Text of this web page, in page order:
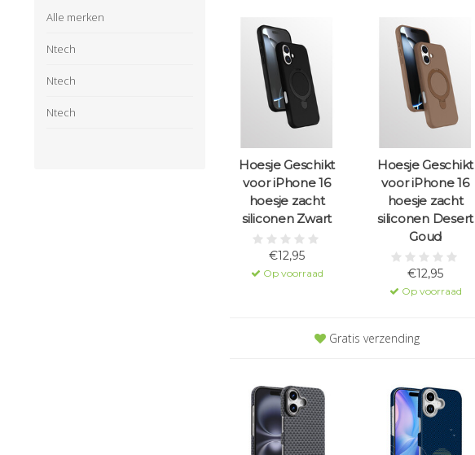
Alle merken
Ntech
Ntech
Ntech
Hoesje Geschikt
voor iPhone 16
hoesje zacht
siliconen Zwart
€12,95
Op voorraad
Hoesje Geschikt
voor iPhone 16
hoesje zacht
siliconen Desert
Goud
€12,95
Op voorraad
Gratis verzending